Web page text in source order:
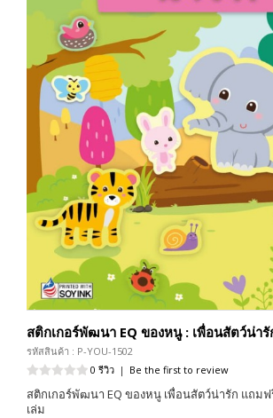
สติกเกอร์พัฒนา EQ ของหนู : เพื่อนสัตว์น่ารั
รหัสสินค้า : P-YOU-1502
0 รีวิว | Be the first to review
สติกเกอร์พัฒนา EQ ของหนู เพื่อนสัตว์น่ารัก แถม
เล่ม